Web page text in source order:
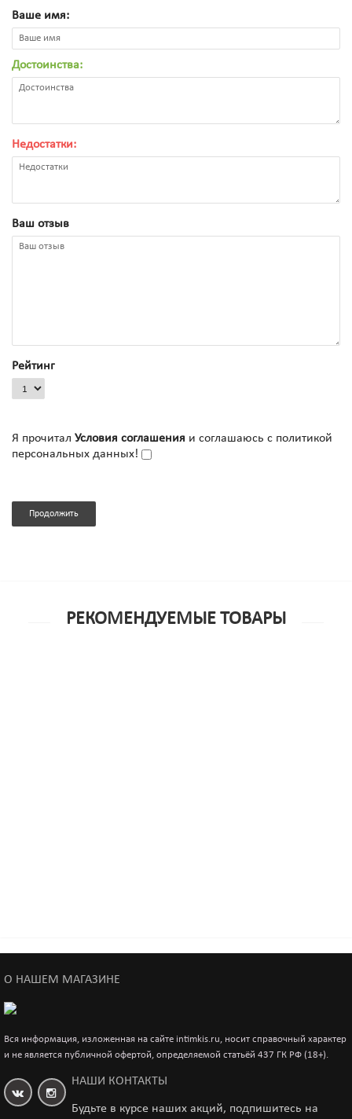
Ваше имя:
Достоинства:
Недостатки:
Ваш отзыв
Рейтинг
Я прочитал Условия соглашения и соглашаюсь с политикой
персональных данных!
Продолжить
РЕКОМЕНДУЕМЫЕ ТОВАРЫ
Фаллоимитатор RealStick #201 телесный 19 см
1 737р.
О НАШЕМ МАГАЗИНЕ
Вся информация, изложенная на сайте intimkis.ru, носит справочный характер
и не является публичной офертой, определяемой статьёй 437 ГК РФ (18+).
НАШИ КОНТАКТЫ
Будьте в курсе наших акций, подпишитесь на